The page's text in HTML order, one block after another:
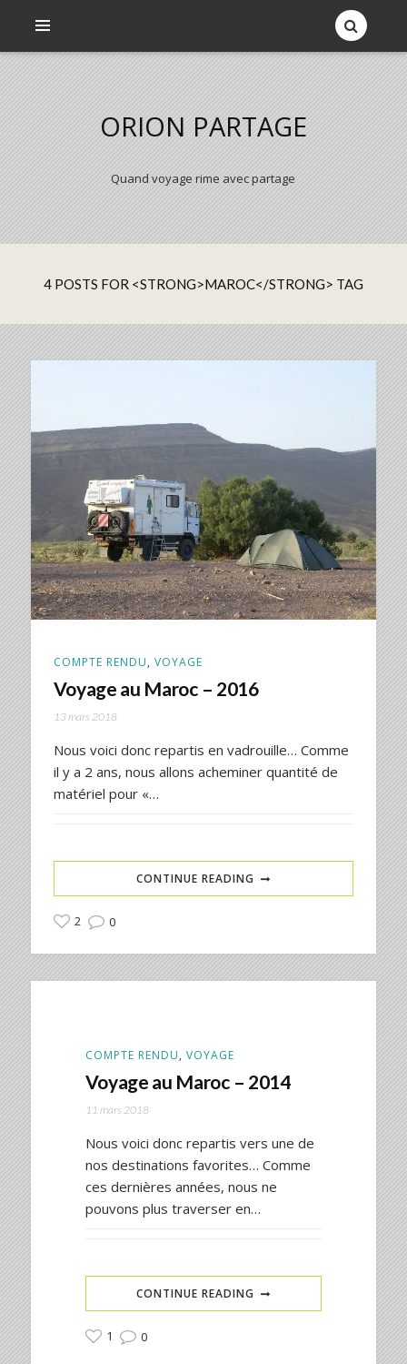
ORION PARTAGE
Quand voyage rime avec partage
4 POSTS FOR <STRONG>MAROC</STRONG> TAG
COMPTE RENDU, VOYAGE
Voyage au Maroc – 2016
13 mars 2018
Nous voici donc repartis en vadrouille… Comme
il y a 2 ans, nous allons acheminer quantité de
matériel pour «…
CONTINUE READING
2 0
COMPTE RENDU, VOYAGE
Voyage au Maroc – 2014
11 mars 2018
Nous voici donc repartis vers une de
nos destinations favorites… Comme
ces dernières années, nous ne
pouvons plus traverser en…
CONTINUE READING
1 0